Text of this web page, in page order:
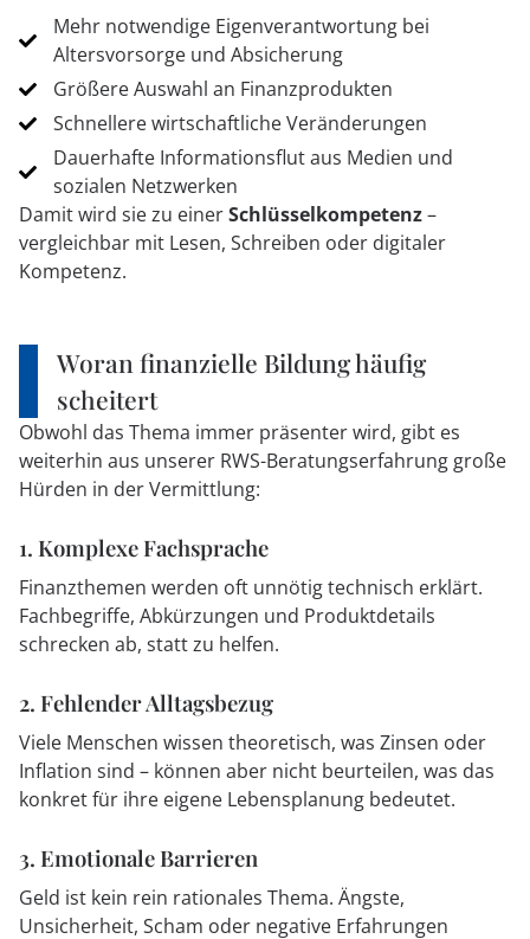
Mehr notwendige Eigenverantwortung bei
Altersvorsorge und Absicherung
Größere Auswahl an Finanzprodukten
Schnellere wirtschaftliche Veränderungen
Dauerhafte Informationsflut aus Medien und
sozialen Netzwerken
Damit wird sie zu einerSchlüsselkompetenz–
vergleichbar mit Lesen, Schreiben oder digitaler
Kompetenz.
Woran finanzielle Bildung häufig
scheitert
Obwohl das Thema immer präsenter wird, gibt es
weiterhin aus unserer RWS-Beratungserfahrung große
Hürden in der Vermittlung:
1. Komplexe Fachsprache
Finanzthemen werden oft unnötig technisch erklärt.
Fachbegriffe, Abkürzungen und Produktdetails
schrecken ab, statt zu helfen.
2. Fehlender Alltagsbezug
Viele Menschen wissen theoretisch, was Zinsen oder
Inflation sind – können aber nicht beurteilen, was das
konkret für ihre eigene Lebensplanung bedeutet.
3. Emotionale Barrieren
Geld ist kein rein rationales Thema. Ängste,
Unsicherheit, Scham oder negative Erfahrungen